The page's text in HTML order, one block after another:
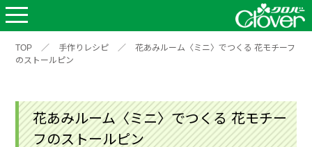
TOP ／ 手作りレシピ ／
花あみルーム〈ミニ〉でつくる 花モチーフ
のストールピン
花あみルーム〈ミニ〉でつくる 花モチー
フのストールピン